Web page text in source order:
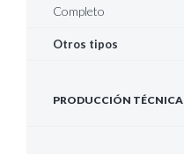
Completo
Otros tipos
PRODUCCIÓN TÉCNICA